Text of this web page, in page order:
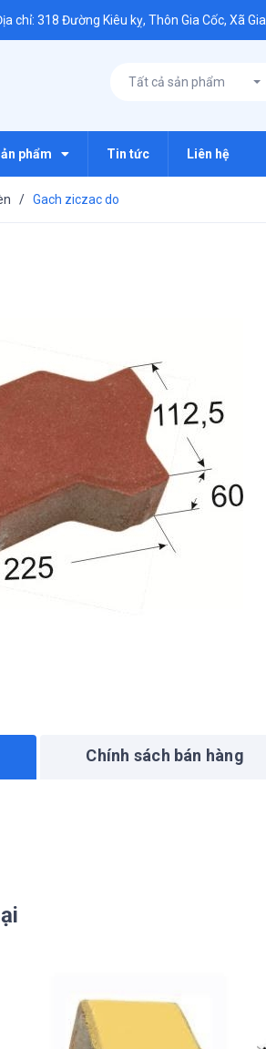
chỉ: 318 Đường Kiêu kỵ, Thôn Gia Cốc, Xã
Tất cả sản phẩm
phẩm Tin tức Liên hệ
/ Gach ziczac do
Chính sách bán hàng